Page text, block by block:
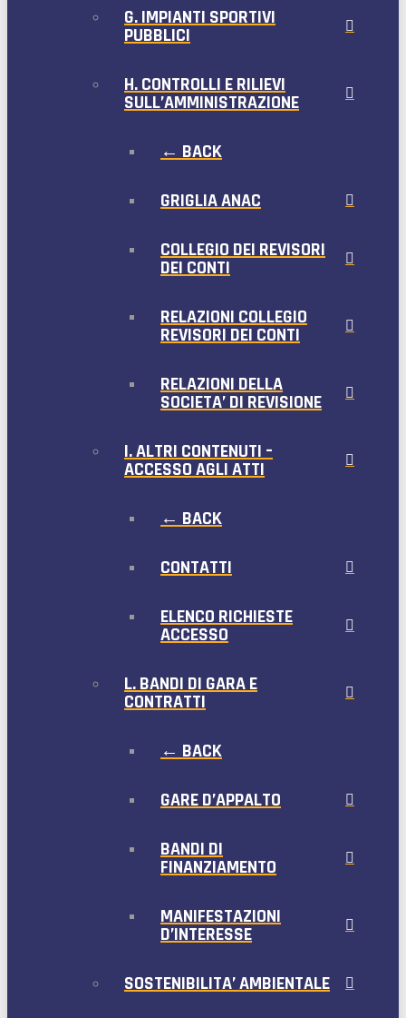
G. IMPIANTI SPORTIVI
PUBBLICI
H. CONTROLLI E RILIEVI
SULL’AMMINISTRAZIONE
← BACK
GRIGLIA ANAC
COLLEGIO DEI REVISORI
DEI CONTI
RELAZIONI COLLEGIO
REVISORI DEI CONTI
RELAZIONI DELLA
SOCIETA’ DI REVISIONE
I. ALTRI CONTENUTI –
ACCESSO AGLI ATTI
← BACK
CONTATTI
ELENCO RICHIESTE
ACCESSO
L. BANDI DI GARA E
CONTRATTI
← BACK
GARE D’APPALTO
BANDI DI
FINANZIAMENTO
MANIFESTAZIONI
D’INTERESSE
SOSTENIBILITA’ AMBIENTALE